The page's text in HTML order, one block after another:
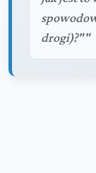
drogi)?""